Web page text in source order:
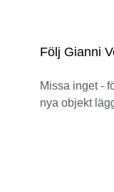
Följ Gianni
Missa inget -
nya objekt